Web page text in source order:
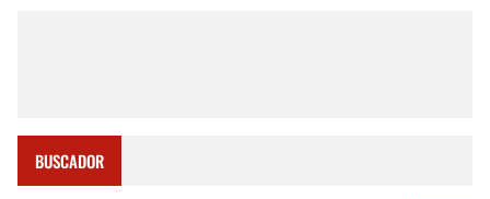
BUSCADOR